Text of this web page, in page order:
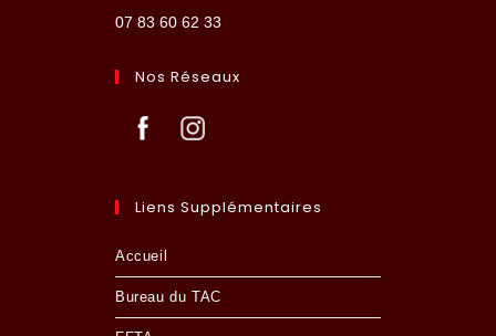
07 83 60 62 33
Nos Réseaux
Liens Supplémentaires
Accueil
Bureau du TAC